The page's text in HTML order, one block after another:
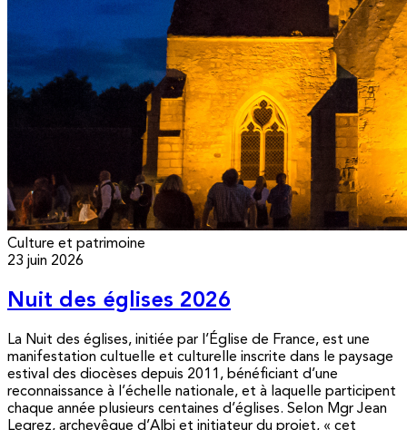
Culture et patrimoine
23 juin 2026
Nuit des églises 2026
La Nuit des églises, initiée par l’Église de France, est une
manifestation cultuelle et culturelle inscrite dans le paysage
estival des diocèses depuis 2011, bénéficiant d’une
reconnaissance à l’échelle nationale, et à laquelle participent
chaque année plusieurs centaines d’églises. Selon Mgr Jean
Legrez, archevêque d’Albi et initiateur du projet, « cet